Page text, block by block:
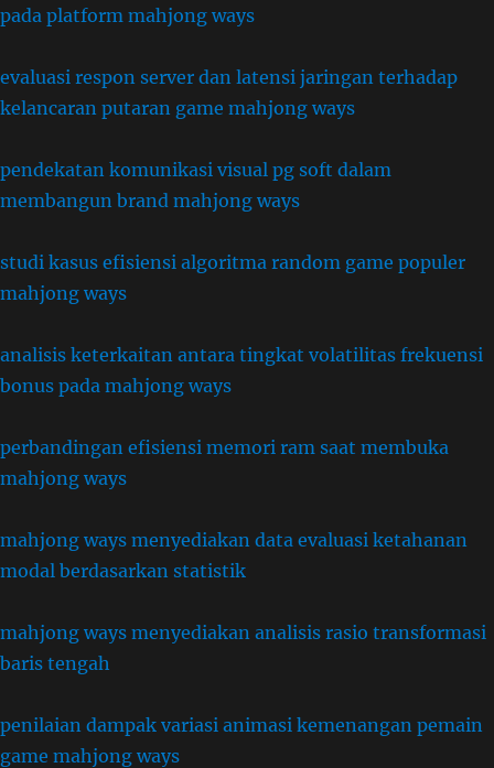
pada platform mahjong ways
evaluasi respon server dan latensi jaringan terhadap
kelancaran putaran game mahjong ways
pendekatan komunikasi visual pg soft dalam
membangun brand mahjong ways
studi kasus efisiensi algoritma random game populer
mahjong ways
analisis keterkaitan antara tingkat volatilitas frekuensi
bonus pada mahjong ways
perbandingan efisiensi memori ram saat membuka
mahjong ways
mahjong ways menyediakan data evaluasi ketahanan
modal berdasarkan statistik
mahjong ways menyediakan analisis rasio transformasi
baris tengah
penilaian dampak variasi animasi kemenangan pemain
game mahjong ways